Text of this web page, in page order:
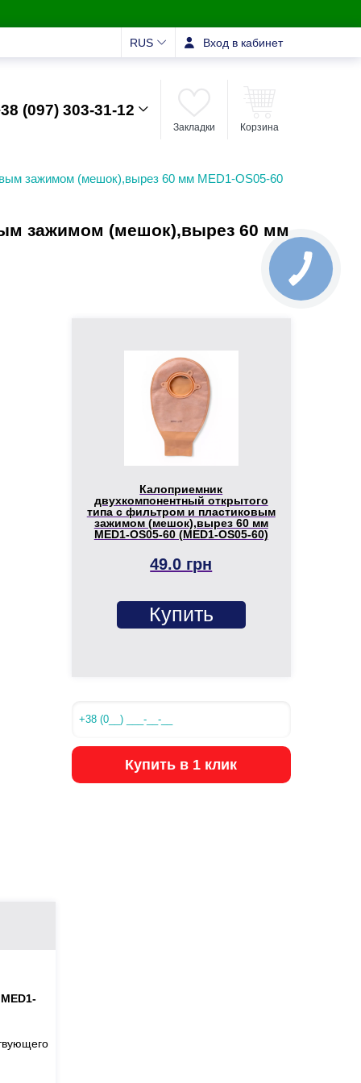
RUS Вход в кабинет
(097) 303-31-12
Закладки Корзина
зажимом (мешок),вырез 60 мм MED1-OS05-60
зажимом (мешок),вырез 60 мм
Калоприемник
двухкомпонентный открытого
типа с фильтром и пластиковым
зажимом (мешок),вырез 60 мм
MED1-OS05-60 (MED1-OS05-60)
49.0 грн
Купить
Купить в 1 клик
КНОПКА
ЗВ'ЯЗКУ